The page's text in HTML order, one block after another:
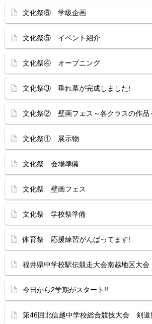
文化祭⑥ 学級企画
文化祭⑤ イベント紹介
文化祭④ オープニング
文化祭③ 垂れ幕が完成しました!
文化祭② 壁画フェス～各クラスの作品
文化祭① 展示物
文化祭 会場準備
文化祭 壁画フェス
文化祭 学校祭準備
体育祭 応援練習がんばってます!
福井県中学校駅伝競走大会南越地区大会
今日から2学期がスタート!!
第46回北信越中学校総合競技大会 剣